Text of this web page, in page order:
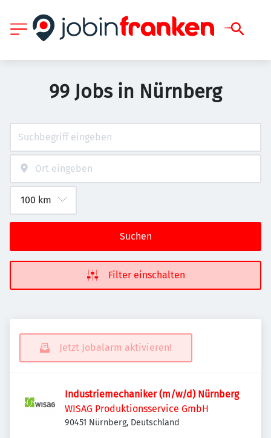
99 Jobs in Nürnberg
Suchen
Filter einschalten
Jetzt Jobalarm aktivieren!
Industriemechaniker (m/w/d) Nürnberg
WISAG Produktionsservice GmbH
90451 Nürnberg, Deutschland